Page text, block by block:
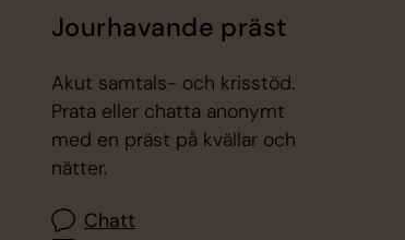
Jourhavande präst
Akut samtals- och krisstöd.
Prata eller chatta anonymt
med en präst på kvällar och
nätter.
Chatt